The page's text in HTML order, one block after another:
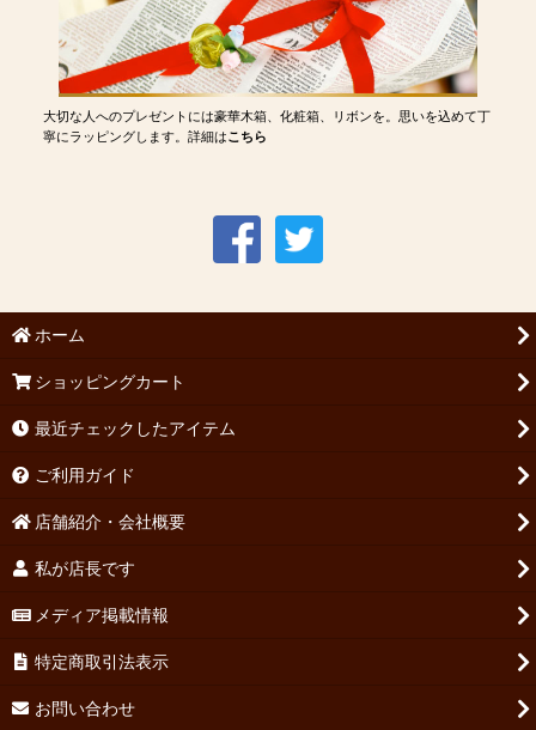
大切な人へのプレゼントには豪華木箱、化粧箱、リボンを。思いを込めて丁
寧にラッピングします。詳細はこちら
ホーム
ショッピングカート
最近チェックしたアイテム
ご利用ガイド
店舗紹介・会社概要
私が店長です
メディア掲載情報
特定商取引法表示
お問い合わせ